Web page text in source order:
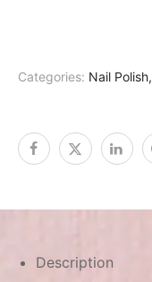
Categories: Nail Polish,
Description